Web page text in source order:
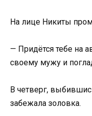
На лице Никиты
— Придётся тебе на
своему мужу и
В четверг,
забежала золовка.